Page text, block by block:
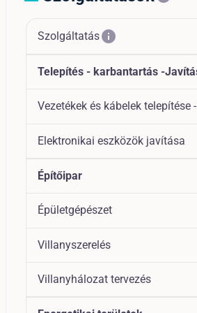
Szolgáltatásinfo
Telepítés - karbantartás -
Vezetékek és kábelek
Elektronikai eszközök javítása
Építőipar
Épületgépészet
Villanyszerelés
Villanyhálozat tervezés